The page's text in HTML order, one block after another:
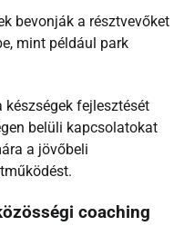
bevonják a résztvevőket
mint például park
készségek fejlesztését
belüli kapcsolatokat
a jövőbeli
coaching